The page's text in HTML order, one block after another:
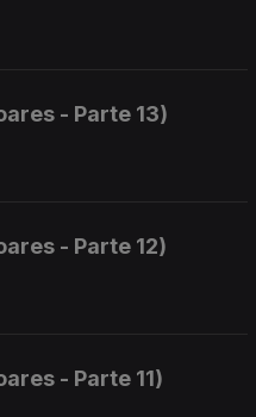
- Parte 13)
- Parte 12)
- Parte 11)